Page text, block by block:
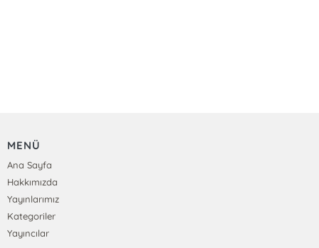
MENÜ
Ana Sayfa
Hakkımızda
Yayınlarımız
Kategoriler
Yayıncılar